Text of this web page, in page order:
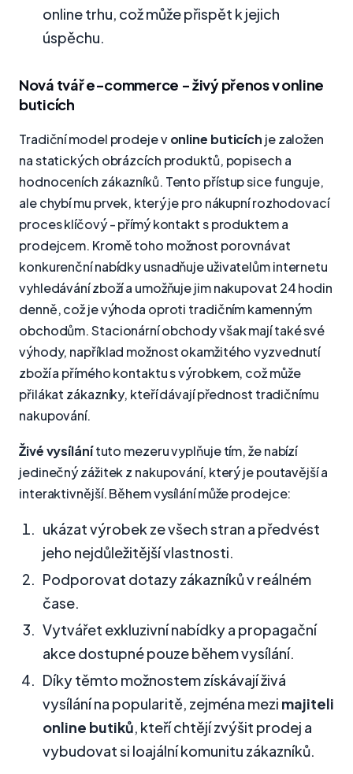
online trhu, což může přispět k jejich
úspěchu.
Nová tvář e-commerce - živý přenos v online
buticích
Tradiční model prodeje vonline buticích je založen
na statických obrázcích produktů, popisech a
hodnoceních zákazníků. Tento přístup sice funguje,
ale chybí mu prvek, který je pro nákupní rozhodovací
proces klíčový - přímý kontakt s produktem a
prodejcem. Kromě toho možnost porovnávat
konkurenční nabídky usnadňuje uživatelům internetu
vyhledávání zboží a umožňuje jim nakupovat 24 hodin
denně, což je výhoda oproti tradičním kamenným
obchodům. Stacionární obchody však mají také své
výhody, například možnost okamžitého vyzvednutí
zboží a přímého kontaktu s výrobkem, což může
přilákat zákazníky, kteří dávají přednost tradičnímu
nakupování.
Živé vysílánítuto mezeru vyplňuje tím, že nabízí
jedinečný zážitek z nakupování, který je poutavější a
interaktivnější. Během vysílání může prodejce:
ukázat výrobek ze všech stran a předvést
jeho nejdůležitější vlastnosti.
Podporovat dotazy zákazníků v reálném
čase.
Vytvářet exkluzivní nabídky a propagační
akce dostupné pouze během vysílání.
Díky těmto možnostem získávají živá
vysílání na popularitě, zejména mezi majiteli
online butiků, kteří chtějí zvýšit prodej a
vybudovat si loajální komunitu zákazníků.